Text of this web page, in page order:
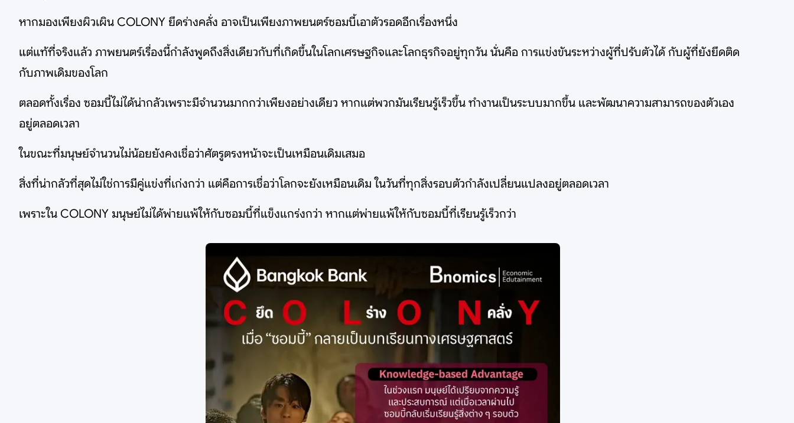
หากมองเพียงผิวเผิน COLONY ยึดร่างคลั่ง อาจเป็นเพียงภาพยนตร์ซอมบี้เอาตัวรอดอีกเรื่องหนึ่ง
แต่แท้ที่จริงแล้ว ภาพยนตร์เรื่องนี้กำลังพูดถึงสิ่งเดียวกับที่เกิดขึ้นในโลกเศรษฐกิจและโลกธุรกิจอยู่ทุกวัน นั่นคือ การแข่งขันระหว่างผู้ที่ปรับตัวได้ กับผู้ที่ยังยึดติด
กับภาพเดิมของโลก
ตลอดทั้งเรื่อง ซอมบี้ไม่ได้น่ากลัวเพราะมีจำนวนมากกว่าเพียงอย่างเดียว หากแต่พวกมันเรียนรู้เร็วขึ้น ทำงานเป็นระบบมากขึ้น และพัฒนาความสามารถของตัวเอง
อยู่ตลอดเวลา
ในขณะที่มนุษย์จำนวนไม่น้อยยังคงเชื่อว่าศัตรูตรงหน้าจะเป็นเหมือนเดิมเสมอ
สิ่งที่น่ากลัวที่สุดไม่ใช่การมีคู่แข่งที่เก่งกว่า แต่คือการเชื่อว่าโลกจะยังเหมือนเดิม ในวันที่ทุกสิ่งรอบตัวกำลังเปลี่ยนแปลงอยู่ตลอดเวลา
เพราะใน COLONY มนุษย์ไม่ได้พ่ายแพ้ให้กับซอมบี้ที่แข็งแกร่งกว่า หากแต่พ่ายแพ้ให้กับซอมบี้ที่เรียนรู้เร็วกว่า